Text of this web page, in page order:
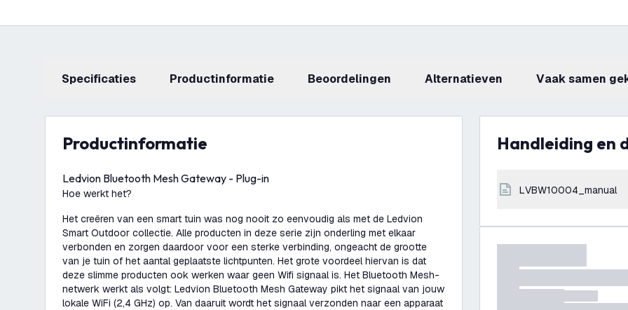
Specificaties productinformatie beoordelingen Alternatieven Vaak samen
productinformatie
Ledvion Bluetooth Mesh Gateway - Plug-in
Hoe werkt het?
Het creëren van een smart tuin was nog nooit zo eenvoudig als met de Ledvion
Smart Outdoor collectie. Alle producten in deze serie zijn onderling met elkaar
verbonden en zorgen daardoor voor een sterke verbinding, ongeacht de grootte
van je tuin of het aantal geplaatste lichtpunten. Het grote voordeel hiervan is dat
deze slimme producten ook werken waar geen Wifi signaal is. Het Bluetooth Mesh-
netwerk werkt als volgt: Ledvion Bluetooth Mesh Gateway pikt het signaal van jouw
lokale WiFi (2,4 GHz) op. Van daaruit wordt het signaal verzonden naar een apparaat
Handleiding en
LVBW10004_manual